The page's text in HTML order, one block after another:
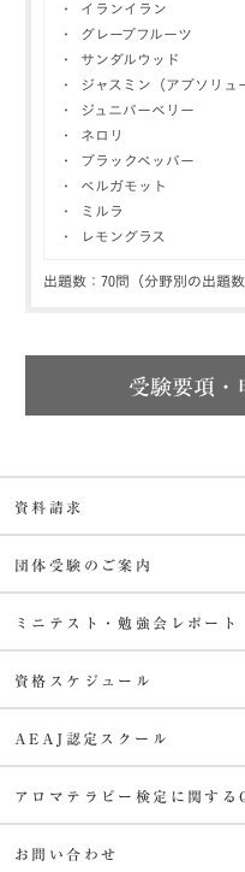
・ イランイラン
・ グレープフルーツ
・ サンダルウッド
・ ジャスミン（アブソリュ
・ ジュニパーベリー
・ ネロリ
・ ブラックペッパー
・ ベルガモット
・ ミルラ
・ レモングラス
出題数：70問（分野別の出題
受験要項・
資料請求
団体受験のご案内
ミニテスト・勉強会レポート
資格スケジュール
AEAJ認定スクール
アロマテラピー検定に関する
お問い合わせ